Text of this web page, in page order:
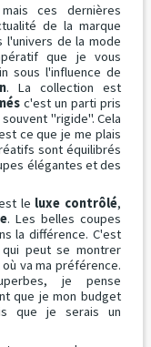
ces dernières
de la marque
l'univers de la mode
que je vous
sous l'influence de
. La collection est
c'est un parti pris
"rigide". Cela
ce que je me plais
sont équilibrés
élégantes et des
le luxe contrôlé,
. Les belles coupes
la différence. C'est
peut se montrer
va ma préférence.
je pense
que je mon budget
que je serais un